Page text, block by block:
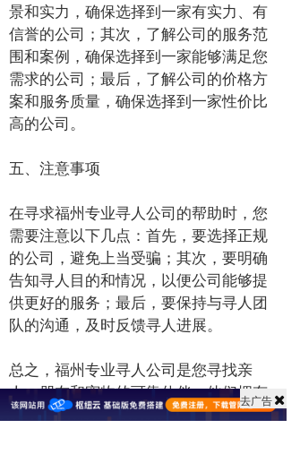
景和实力，确保选择到一家有实力、有
信誉的公司；其次，了解公司的服务范
围和案例，确保选择到一家能够满足您
需求的公司；最后，了解公司的价格方
案和服务质量，确保选择到一家性价比
高的公司。
五、注意事项
在寻求福州专业寻人公司的帮助时，您
需要注意以下几点：首先，要选择正规
的公司，避免上当受骗；其次，要明确
告知寻人目的和情况，以便公司能够提
供更好的服务；最后，要保持与寻人团
队的沟通，及时反馈寻人进展。
总之，福州专业寻人公司是您寻找亲
人、朋友和宠物的可靠伙伴。他们拥有
专业的团队、丰富的经验和广泛的领
去广告